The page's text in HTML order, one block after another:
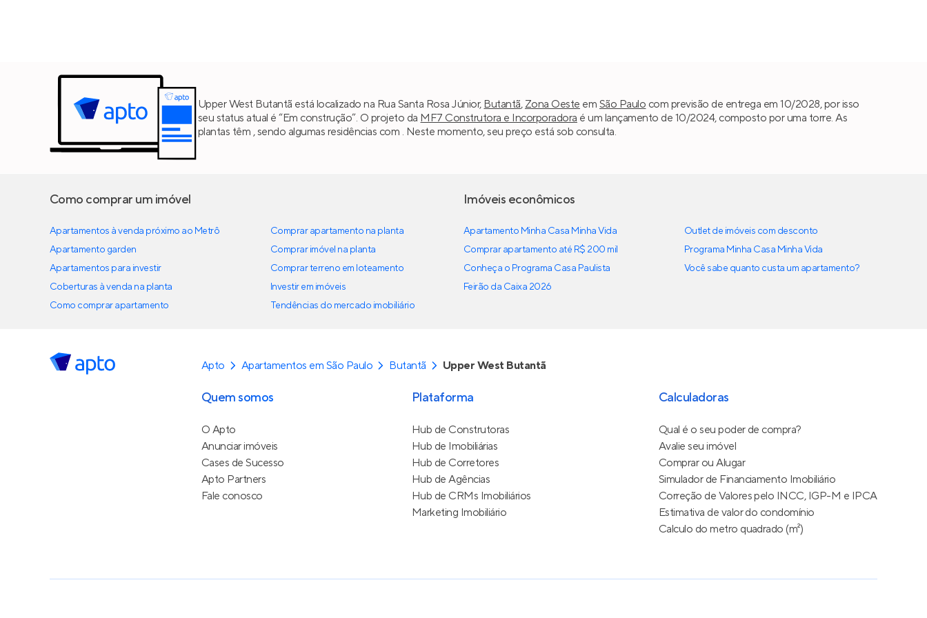
Upper West Butantã está localizado na Rua Santa Rosa Júnior, Butantã, Zona Oeste em São Paulo com previsão de entrega em 10/2028, por isso
seu status atual é “Em construção”. O projeto da MF7 Construtora e Incorporadora é um lançamento de 10/2024, composto por uma torre. As
plantas têm , sendo algumas residências com . Neste momento, seu preço está sob consulta.
Como comprar um imóvel
Apartamentos à venda próximo ao Metrô
Apartamento garden
Apartamentos para investir
Coberturas à venda na planta
Como comprar apartamento
Comprar apartamento na planta
Comprar imóvel na planta
Comprar terreno em loteamento
Investir em imóveis
Tendências do mercado imobiliário
Imóveis econômicos
Apartamento Minha Casa Minha Vida
Comprar apartamento até R$ 200 mil
Conheça o Programa Casa Paulista
Feirão da Caixa 2026
Outlet de imóveis com desconto
Programa Minha Casa Minha Vida
Você sabe quanto custa um apartamento?
Apto Apartamentos em São Paulo Butantã Upper West Butantã
Quem somos
O Apto
Anunciar imóveis
Cases de Sucesso
Apto Partners
Fale conosco
Plataforma
Hub de Construtoras
Hub de Imobiliárias
Hub de Corretores
Hub de Agências
Hub de CRMs Imobiliários
Marketing Imobiliário
Calculadoras
Qual é o seu poder de compra?
Avalie seu imóvel
Comprar ou Alugar
Simulador de Financiamento Imobiliário
Correção de Valores pelo INCC, IGP-M e IPCA
Estimativa de valor do condomínio
Calculo do metro quadrado (m²)